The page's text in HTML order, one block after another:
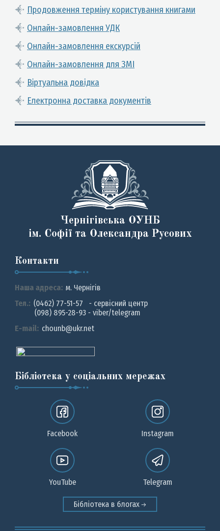
Продовження терміну користування книгами
Онлайн-замовлення УДК
Онлайн-замовлення екскурсій
Онлайн-замовлення для ЗМІ
Віртуальна довідка
Електронна доставка документів
Чернігівська ОУНБ
ім. Софії та Олександра Русових
Контакти
Наша адреса: м. Чернiгiв
Тел.: (0462) 77-51-57 - сервісний центр
(098) 895-28-93 - viber/telegram
E-mail: chounb@ukr.net
Бібліотека у соціальних мережах
Facebook Instagram
YouTube Telegram
Бібліотека в блогах